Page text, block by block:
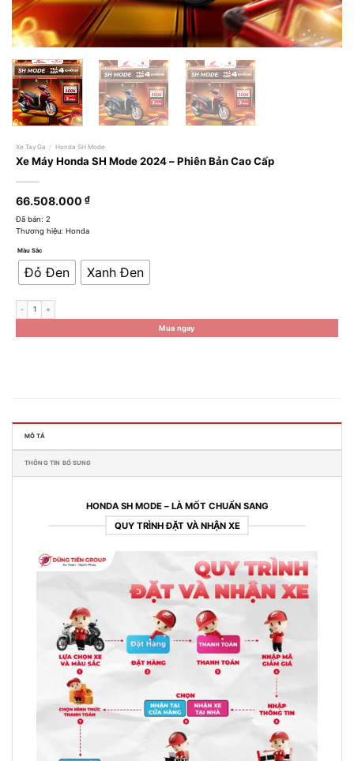
Xe Tay Ga / Honda SH Mode
Xe Máy Honda SH Mode 2024 – Phiên Bản Cao Cấp
66.508.000 ₫
Đã bán: 2
Thương hiệu: Honda
Màu Sắc
Đỏ Đen Xanh Đen
Mua ngay
MÔ TẢ
THÔNG TIN BỔ SUNG
HONDA SH MODE – LÀ MỐT CHUẨN SANG
QUY TRÌNH ĐẶT VÀ NHẬN XE